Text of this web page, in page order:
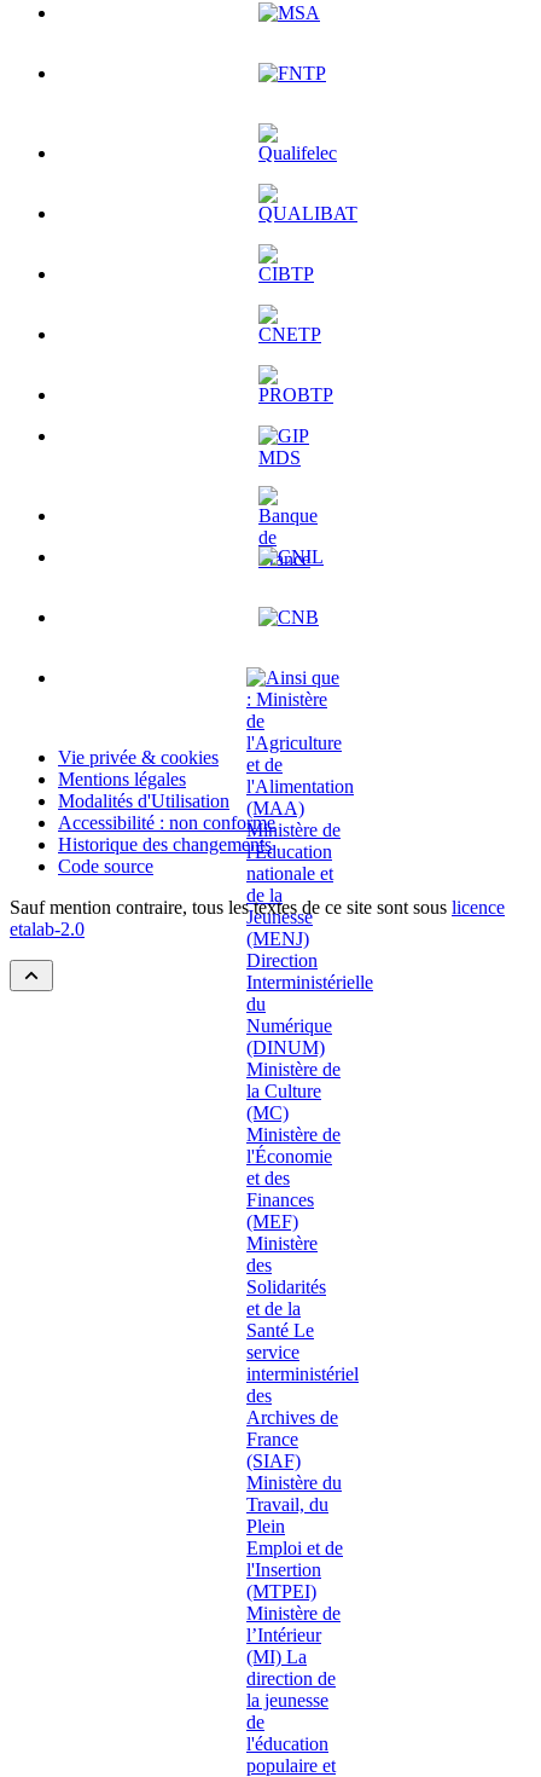
Vie privée & cookies
Mentions légales
Modalités d'Utilisation
Accessibilité : non conforme
Historique des changements
Code source
Sauf mention contraire, tous les textes de ce site sont sous licence
etalab-2.0